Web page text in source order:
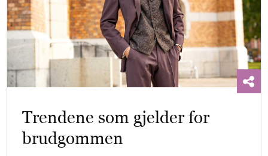
Trendene som gjelder for
brudgommen